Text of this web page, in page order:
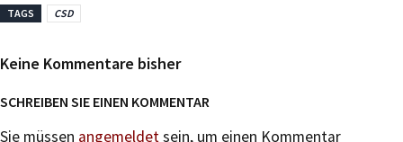
TAGS CSD
Keine Kommentare bisher
SCHREIBEN SIE EINEN KOMMENTAR
Sie müssen angemeldetsein, um einen Kommentar